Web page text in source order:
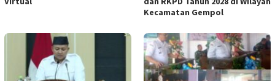
Kecamatan Gempol